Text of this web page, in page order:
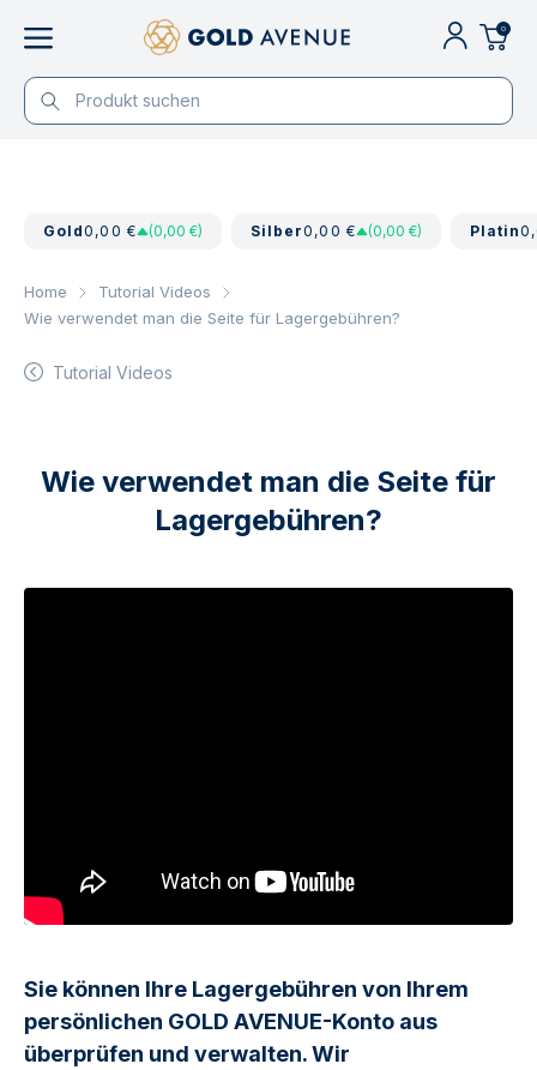
0
Gold0,00 € (0,00 €) Silber0,00 € (0,00 €) Platin
Home
Tutorial Videos
Wie verwendet man die Seite für Lagergebühren?
Tutorial Videos
Wie verwendet man die Seite für
Lagergebühren?
Sie können Ihre Lagergebühren von Ihrem
persönlichen GOLD AVENUE-Konto aus
überprüfen und verwalten. Wir